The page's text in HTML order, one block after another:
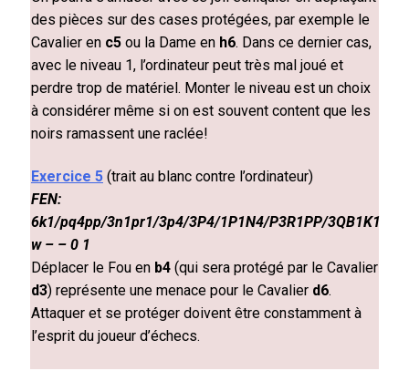
des pièces sur des cases protégées, par exemple le
Cavalier en c5 ou la Dame en h6. Dans ce dernier cas,
avec le niveau 1, l’ordinateur peut très mal joué et
perdre trop de matériel. Monter le niveau est un choix
à considérer même si on est souvent content que les
noirs ramassent une raclée!
Exercice 5 (trait au blanc contre l’ordinateur)
FEN:
6k1/pq4pp/3n1pr1/3p4/3P4/1P1N4/P3R1PP/3QB1K1
w – – 0 1
Déplacer le Fou en b4 (qui sera protégé par le Cavalier
d3) représente une menace pour le Cavalier d6.
Attaquer et se protéger doivent être constamment à
l’esprit du joueur d’échecs.